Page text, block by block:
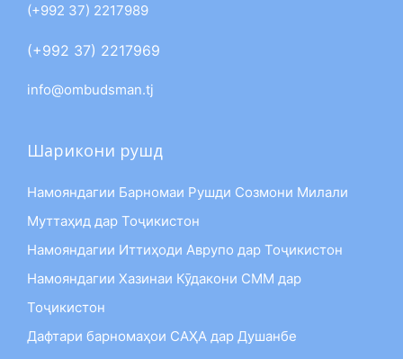
(+992 37) 2217989
(+992 37) 2217969
info@ombudsman.tj
Шарикони рушд
Намояндагии Барномаи Рушди Созмони Милали
Муттаҳид дар Тоҷикистон
Намояндагии Иттиҳоди Аврупо дар Тоҷикистон
Намояндагии Хазинаи Кӯдакони СММ дар
Тоҷикистон
Дафтари барномаҳои САҲА дар Душанбе